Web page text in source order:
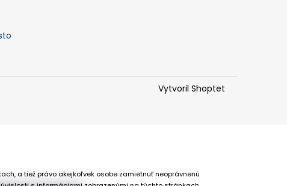
Vytvoril Shoptet
a tiež právo akejkoľvek osobe zamietnuť neoprávnenú